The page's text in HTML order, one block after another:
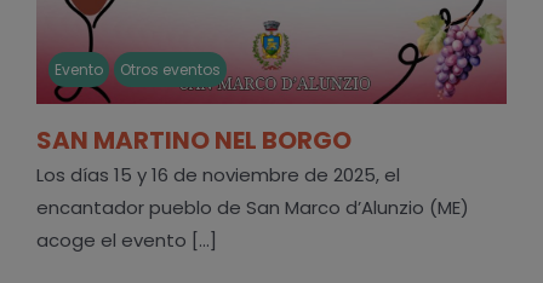
Evento Otros eventos
SAN MARTINO NEL BORGO
Los días 15 y 16 de noviembre de 2025, el
encantador pueblo de San Marco d’Alunzio (ME)
acoge el evento [...]